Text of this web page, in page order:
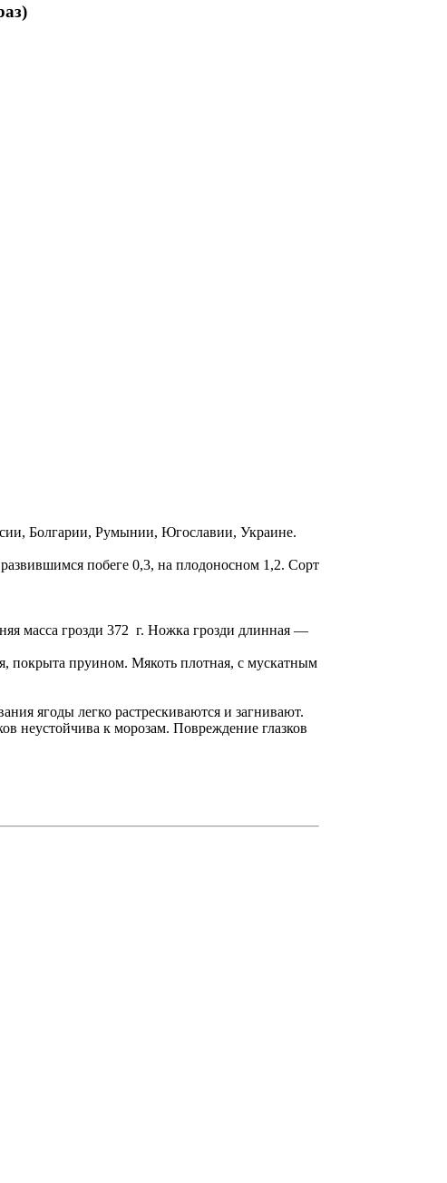
Болгарии, Румынии, Югославии, Украине.
побеге 0,3, на плодоносном 1,2. Сорт
масса грозди 372 г. Ножка грозди длинная —
покрыта пруином. Мякоть плотная, с мускатным
ягоды легко растрескиваются и загнивают.
неустойчива к морозам. Повреждение глазков